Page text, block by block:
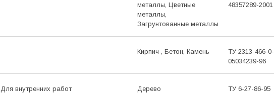
металлы, Цветные
металлы,
Загрунтованные металлы
48357289-2001
Кирпич , Бетон, Камень
ТУ 2313-466-0-
05034239-96
Для внутренних работ Дерево ТУ 6-27-86-95